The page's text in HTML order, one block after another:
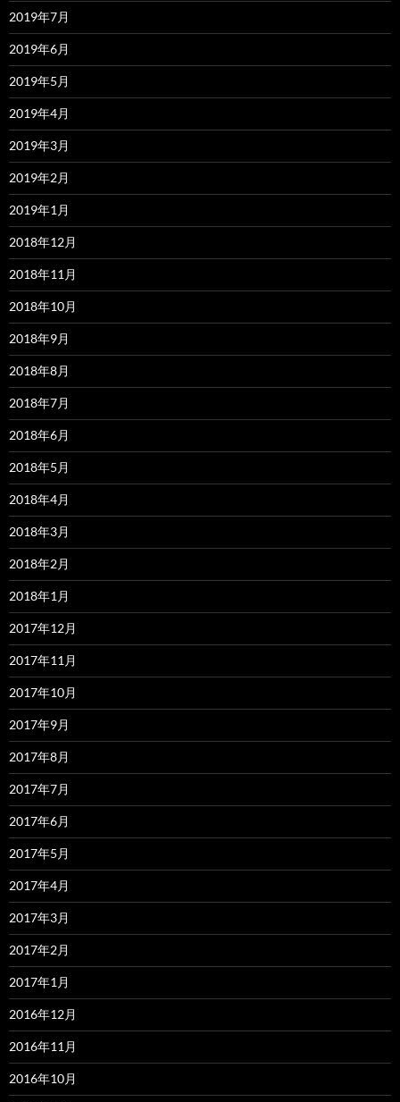
2019年7月
2019年6月
2019年5月
2019年4月
2019年3月
2019年2月
2019年1月
2018年12月
2018年11月
2018年10月
2018年9月
2018年8月
2018年7月
2018年6月
2018年5月
2018年4月
2018年3月
2018年2月
2018年1月
2017年12月
2017年11月
2017年10月
2017年9月
2017年8月
2017年7月
2017年6月
2017年5月
2017年4月
2017年3月
2017年2月
2017年1月
2016年12月
2016年11月
2016年10月